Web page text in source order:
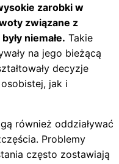
zarobki w
związane z
niemałe. Takie
na jego bieżącą
decyzje
jak i
również oddziaływać
Problemy
często zostawiają